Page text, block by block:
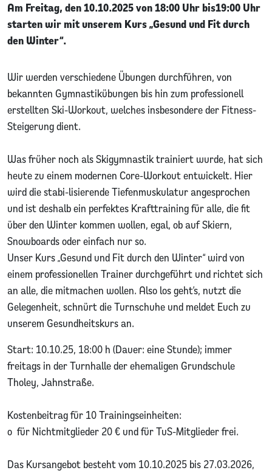
Am Freitag, den 10.10.2025 von 18:00 Uhr bis 19:00 Uhr
starten wir mit unserem Kurs „Gesund und Fit durch
den Winter“.
Wir werden verschiedene Übungen durchführen, von
bekannten Gymnastikübungen bis hin zum professionell
erstellten Ski-Workout, welches insbesondere der Fitness-
Steigerung dient.
Was früher noch als Skigymnastik trainiert wurde, hat sich
heute zu einem modernen Core-Workout entwickelt. Hier
wird die stabi-lisierende Tiefenmuskulatur angesprochen
und ist deshalb ein perfektes Krafttraining für alle, die fit
über den Winter kommen wollen, egal, ob auf Skiern,
Snowboards oder einfach nur so.
Unser Kurs „Gesund und Fit durch den Winter“ wird von
einem professionellen Trainer durchgeführt und richtet sich
an alle, die mitmachen wollen. Also los geht’s, nutzt die
Gelegenheit, schnürt die Turnschuhe und meldet Euch zu
unserem Gesundheitskurs an.
Start: 10.10.25, 18:00 h (Dauer: eine Stunde); immer
freitags in der Turnhalle der ehemaligen Grundschule
Tholey, Jahnstraße.
Kostenbeitrag für 10 Trainingseinheiten:
o für Nichtmitglieder 20 € und für TuS-Mitglieder frei.
Das Kursangebot besteht vom 10.10.2025 bis 27.03.2026,